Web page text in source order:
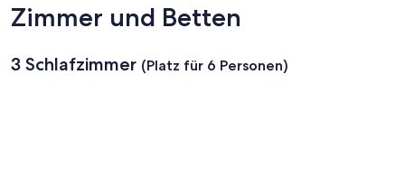
Zimmer und Betten
3 Schlafzimmer (Platz für 6 Personen)